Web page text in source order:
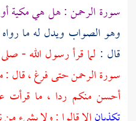
سورة الرحمن : هل هي مكية أو
وهو الصواب ويدل له ما رواه
قال : لما قرأ رسول الله -
سورة الرحمن حتى فرغ ، قال :
أحسن منكم ردا ، ما قرأت